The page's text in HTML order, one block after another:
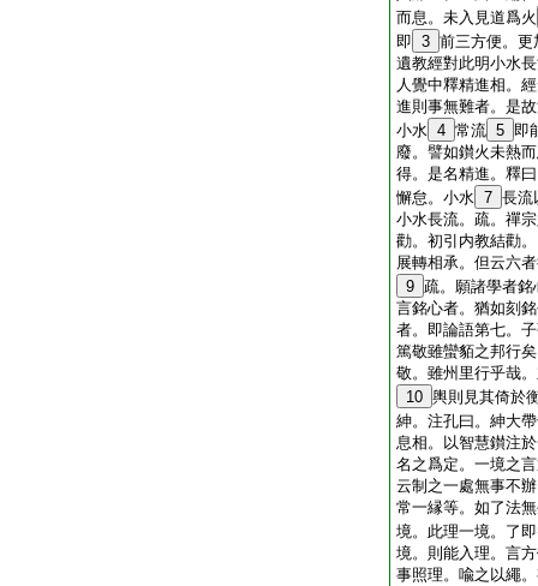
而息。未入見道爲火
即 3 前三方便。更
遺教經對此明小水
人覺中釋精進相。
進則事無難者。是
小水 4 常流 5 即
廢。譬如鑚火未熱
得。是名精進。釋
懈怠。小水 7 長流
小水長流。疏。禪
勸。初引内教結勸
展轉相承。但云六
9 疏。願諸學者
言銘心者。猶如刻
者。即論語第七。
篤敬雖蠻貊之邦行
敬。雖州里行乎哉
10 輿則見其倚於
紳。注孔曰。紳大
息相。以智慧鑚注
名之爲定。一境之
云制之一處無事不
常一縁等。如了法
境。此理一境。了
境。則能入理。言
事照理。喩之以繩